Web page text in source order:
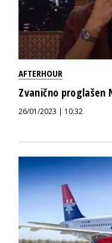
AFTERHOUR
Zvanično proglašen
26/01/2023 | 10:32